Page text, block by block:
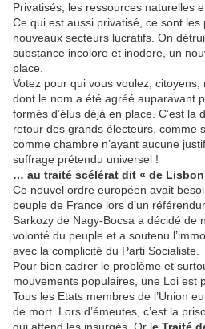
Privatisés, les ressources naturelles
Ce qui est aussi privatisé, ce sont
nouveaux secteurs lucratifs. On
substance incolore et inodore, un
place.
Votez pour qui vous voulez,
dont le nom a été agréé auparavant
formés d’élus déjà en place. C’est
retour des grands électeurs, comme
comme chambre n’ayant aucune
suffrage prétendu universel !
… au traité scélérat dit « de
Ce nouvel ordre européen avait
peuple de France lors d’un
Sarkozy de Nagy-Bocsa a décidé de
volonté du peuple et a soutenu
avec la complicité du Parti Socialiste.
Pour bien cadrer le problème et
mouvements populaires, une Loi est
Tous les Etats membres de l’Union
de mort. Lors d’émeutes, c’est la